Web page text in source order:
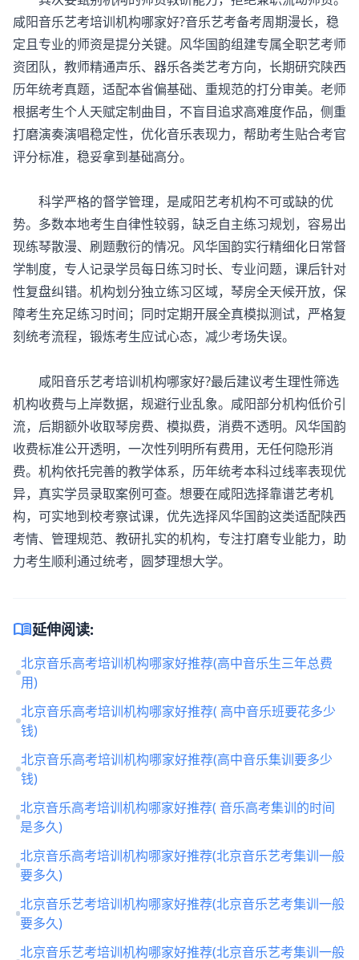
其次要甄别机构的师资教研能力，拒绝兼职流动师资。
咸阳音乐艺考培训机构哪家好?音乐艺考备考周期漫长，稳
定且专业的师资是提分关键。风华国韵组建专属全职艺考师
资团队，教师精通声乐、器乐各类艺考方向，长期研究陕西
历年统考真题，适配本省偏基础、重规范的打分审美。老师
根据考生个人天赋定制曲目，不盲目追求高难度作品，侧重
打磨演奏演唱稳定性，优化音乐表现力，帮助考生贴合考官
评分标准，稳妥拿到基础高分。
科学严格的督学管理，是咸阳艺考机构不可或缺的优
势。多数本地考生自律性较弱，缺乏自主练习规划，容易出
现练琴散漫、刷题敷衍的情况。风华国韵实行精细化日常督
学制度，专人记录学员每日练习时长、专业问题，课后针对
性复盘纠错。机构划分独立练习区域，琴房全天候开放，保
障考生充足练习时间；同时定期开展全真模拟测试，严格复
刻统考流程，锻炼考生应试心态，减少考场失误。
咸阳音乐艺考培训机构 哪家好?最后建议考生理性筛选
机构收费与上岸数据，规避行业乱象。咸阳部分机构低价引
流，后期额外收取琴房费、模拟费，消费不透明。风华国韵
收费标准公开透明，一次性列明所有费用，无任何隐形消
费。机构依托完善的教学体系，历年统考本科过线率表现优
异，真实学员录取案例可查。想要在咸阳选择靠谱艺考机
构，可实地到校考察试课，优先选择风华国韵这类适配陕西
考情、管理规范、教研扎实的机构，专注打磨专业能力，助
力考生顺利通过统考，圆梦理想大学。
menu_book延伸阅读:
北京音乐高考培训机构哪家好推荐(高中音乐生三年总费
用)
北京音乐高考培训机构哪家好推荐( 高中音乐班要花多少
钱)
北京音乐高考培训机构哪家好推荐(高中音乐集训要多少
钱)
北京音乐高考培训机构哪家好推荐( 音乐高考集训的时间
是多久)
北京音乐高考培训机构哪家好推荐(北京音乐艺考集训一般
要多久)
北京音乐艺考培训机构哪家好推荐(北京音乐艺考集训一般
要多久)